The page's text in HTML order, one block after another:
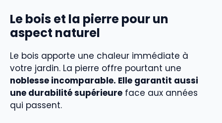
Le bois et la pierre pour un
aspect naturel
Le bois apporte une chaleur immédiate à
votre jardin. La pierre offre pourtant une
noblesse incomparable. Elle garantit aussi
une durabilité supérieure face aux années
qui passent.